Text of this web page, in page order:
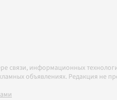
связи, информационных
объявлениях. Редакция не